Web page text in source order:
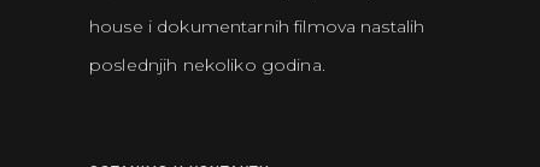
house i dokumentarnih filmova nastalih
poslednjih nekoliko godina.